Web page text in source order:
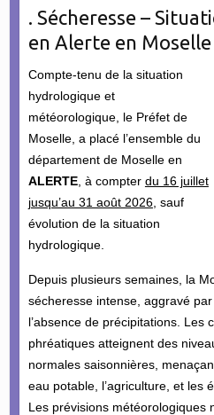
. Sécheresse –
en Alerte en Moselle
Compte-tenu de la situation
hydrologique et
météorologique, le Préfet de
Moselle, a placé l’ensemble du
département de Moselle en
ALERTE, à compter du 16 juillet
jusqu’au 31 août 2026, sauf
évolution de la situation
hydrologique.
Depuis plusieurs semaines, la
sécheresse intense, aggravé
l’absence de précipitations. Les
phréatiques atteignent des
normales saisonnières,
eau potable, l’agriculture, et les
Les prévisions météorologiques